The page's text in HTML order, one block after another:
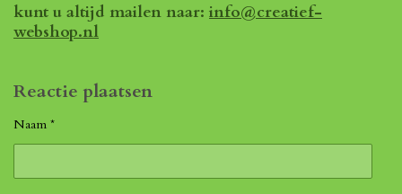
kunt u altijd mailen naar: info@creatief-
webshop.nl
Reactie plaatsen
Naam *